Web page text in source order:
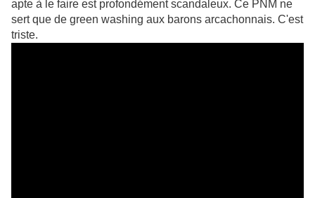
apte à le faire est profondément scandaleux. Ce PNM ne
sert que de green washing aux barons arcachonnais. C'est
triste.